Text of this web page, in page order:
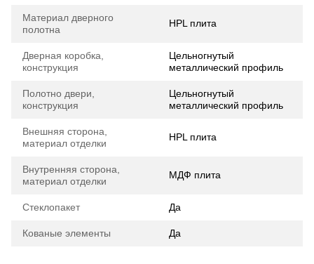
Материал дверного
полотна
HPL плита
Дверная коробка,
конструкция
Цельногнутый
металлический профиль
Полотно двери,
конструкция
Цельногнутый
металлический профиль
Внешняя сторона,
материал отделки
HPL плита
Внутренняя сторона,
материал отделки
МДФ плита
Стеклопакет Да
Кованые элементы Да